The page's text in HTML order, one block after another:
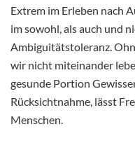
Extrem im Erleben nach
im sowohl, als auch und
Ambiguitätstoleranz.
wir nicht miteinander
gesunde Portion
Rücksichtnahme, lässt
Menschen.